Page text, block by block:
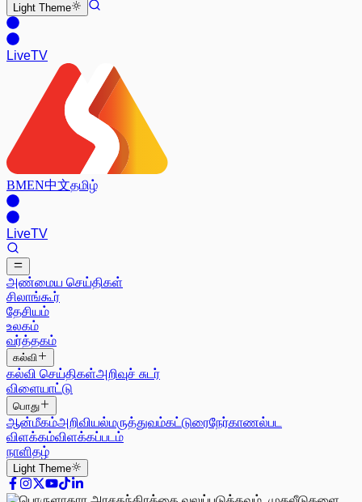
Light Theme
LiveTV
BMEN中文தமிழ்
LiveTV
அண்மைய செய்திகள்
சிலாங்கூர்
தேசியம்
உலகம்
வர்த்தகம்
கல்வி
கல்வி செய்திகள்அறிவுச் சுடர்
விளையாட்டு
பொது
ஆன்மீகம்அறிவியல்மருத்துவம்கட்டுரைநேர்காணல்பட
விளக்கம்விளக்கப்படம்
நாளிதழ்
Light Theme